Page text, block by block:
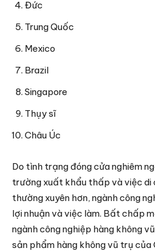
Đức
Trung Quốc
Mexico
Brazil
Singapore
Thụy sĩ
Châu Úc
Do tình trạng đóng cửa nghiêm
trường xuất khẩu thấp và việc di
thường xuyên hơn, ngành công
lợi nhuận và việc làm. Bất chấp
ngành công nghiệp hàng không
sản phẩm hàng không vũ trụ của